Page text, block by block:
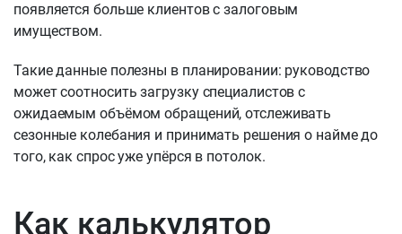
появляется больше клиентов с залоговым
имуществом.
Такие данные полезны в планировании: руководство
может соотносить загрузку специалистов с
ожидаемым объёмом обращений, отслеживать
сезонные колебания и принимать решения о найме до
того, как спрос уже упёрся в потолок.
Как калькулятор